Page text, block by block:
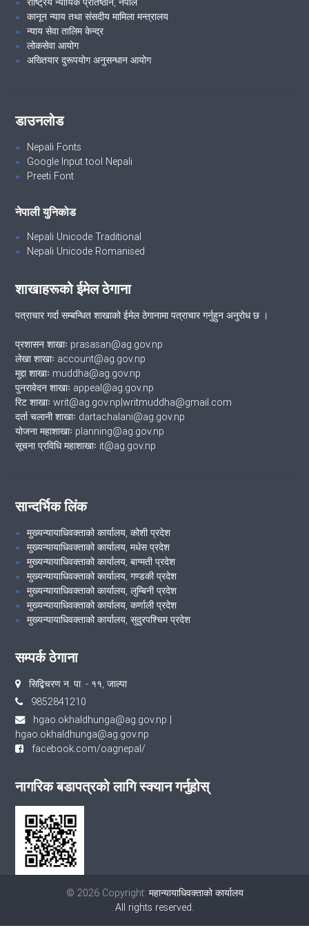
कानून न्याय तथा संसदीय मामिला मन्त्रालय
न्याय सेवा तालिम केन्द्र
लोकसेवा आयोग
अख्तियार दुरूपयोग अनुसन्धान आयोग
डाउनलोड
Nepali Fonts
Google Input tool Nepali
Preeti Font
नेपाली युनिकोड
Nepali Unicode Traditional
Nepali Unicode Romanised
शाखाहरूको ईमेल ठेगाना
पत्राचार गर्दा सम्बन्धित शाखाको ईमेल ठेगानामा पत्राचार गर्नुहुन अनुरोध छ ।
प्रशासन शाखाः prasasan@ag.gov.np
लेखा शाखाः account@ag.gov.np
मुद्दा शाखाः muddha@ag.gov.np
पुनरावेदन शाखाः appeal@ag.gov.np
रिट शाखाः writ@ag.gov.np|writmuddha@gmail.com
दर्ता चलानी शाखाः dartachalani@ag.gov.np
योजना महाशाखाः planning@ag.gov.np
सूचना प्रविधि महाशाखाः it@ag.gov.np
सान्दर्भिक लिंक
मुख्यन्यायाधिवक्ताको कार्यालय, कोशी प्रदेश
मुख्यन्यायाधिवक्ताको कार्यालय, मधेस प्रदेश
मुख्यन्यायाधिवक्ताको कार्यालय, बाग्मती प्रदेश
मुख्यन्यायाधिवक्ताको कार्यालय, गण्डकी प्रदेश
मुख्यन्यायाधिवक्ताको कार्यालय, लुम्बिनी प्रदेश
मुख्यन्यायाधिवक्ताको कार्यालय, कर्णाली प्रदेश
मुख्यन्यायाधिवक्ताको कार्यालय, सुदुरपश्चिम प्रदेश
सम्पर्क ठेगाना
सिद्बिचरण न‍‍. पा‍‍‌‍. - ११, जाल्पा
9852841210
hgao.okhaldhunga@ag.gov.np |
hgao.okhaldhunga@ag.gov.np
facebook.com/oagnepal/
नागरिक बडापत्रको लागि स्क्यान गर्नुहोस्
© 2026 Copyright: महान्यायाधिवक्ताको कार्यालय
All rights reserved.